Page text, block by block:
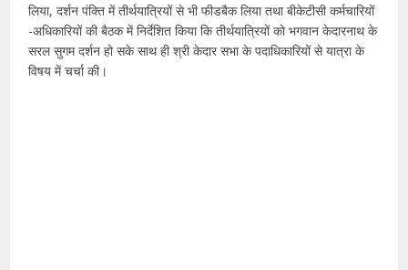
लिया, दर्शन पंक्ति में तीर्थयात्रियों से भी फीडबैक लिया तथा बीकेटीसी कर्मचारियों
-अधिकारियों की बैठक में निर्देशित किया कि तीर्थयात्रियों को भगवान केदारनाथ के
सरल सुगम दर्शन हो सके साथ ही श्री केदार सभा के पदाधिकारियों से यात्रा के
विषय में चर्चा की।